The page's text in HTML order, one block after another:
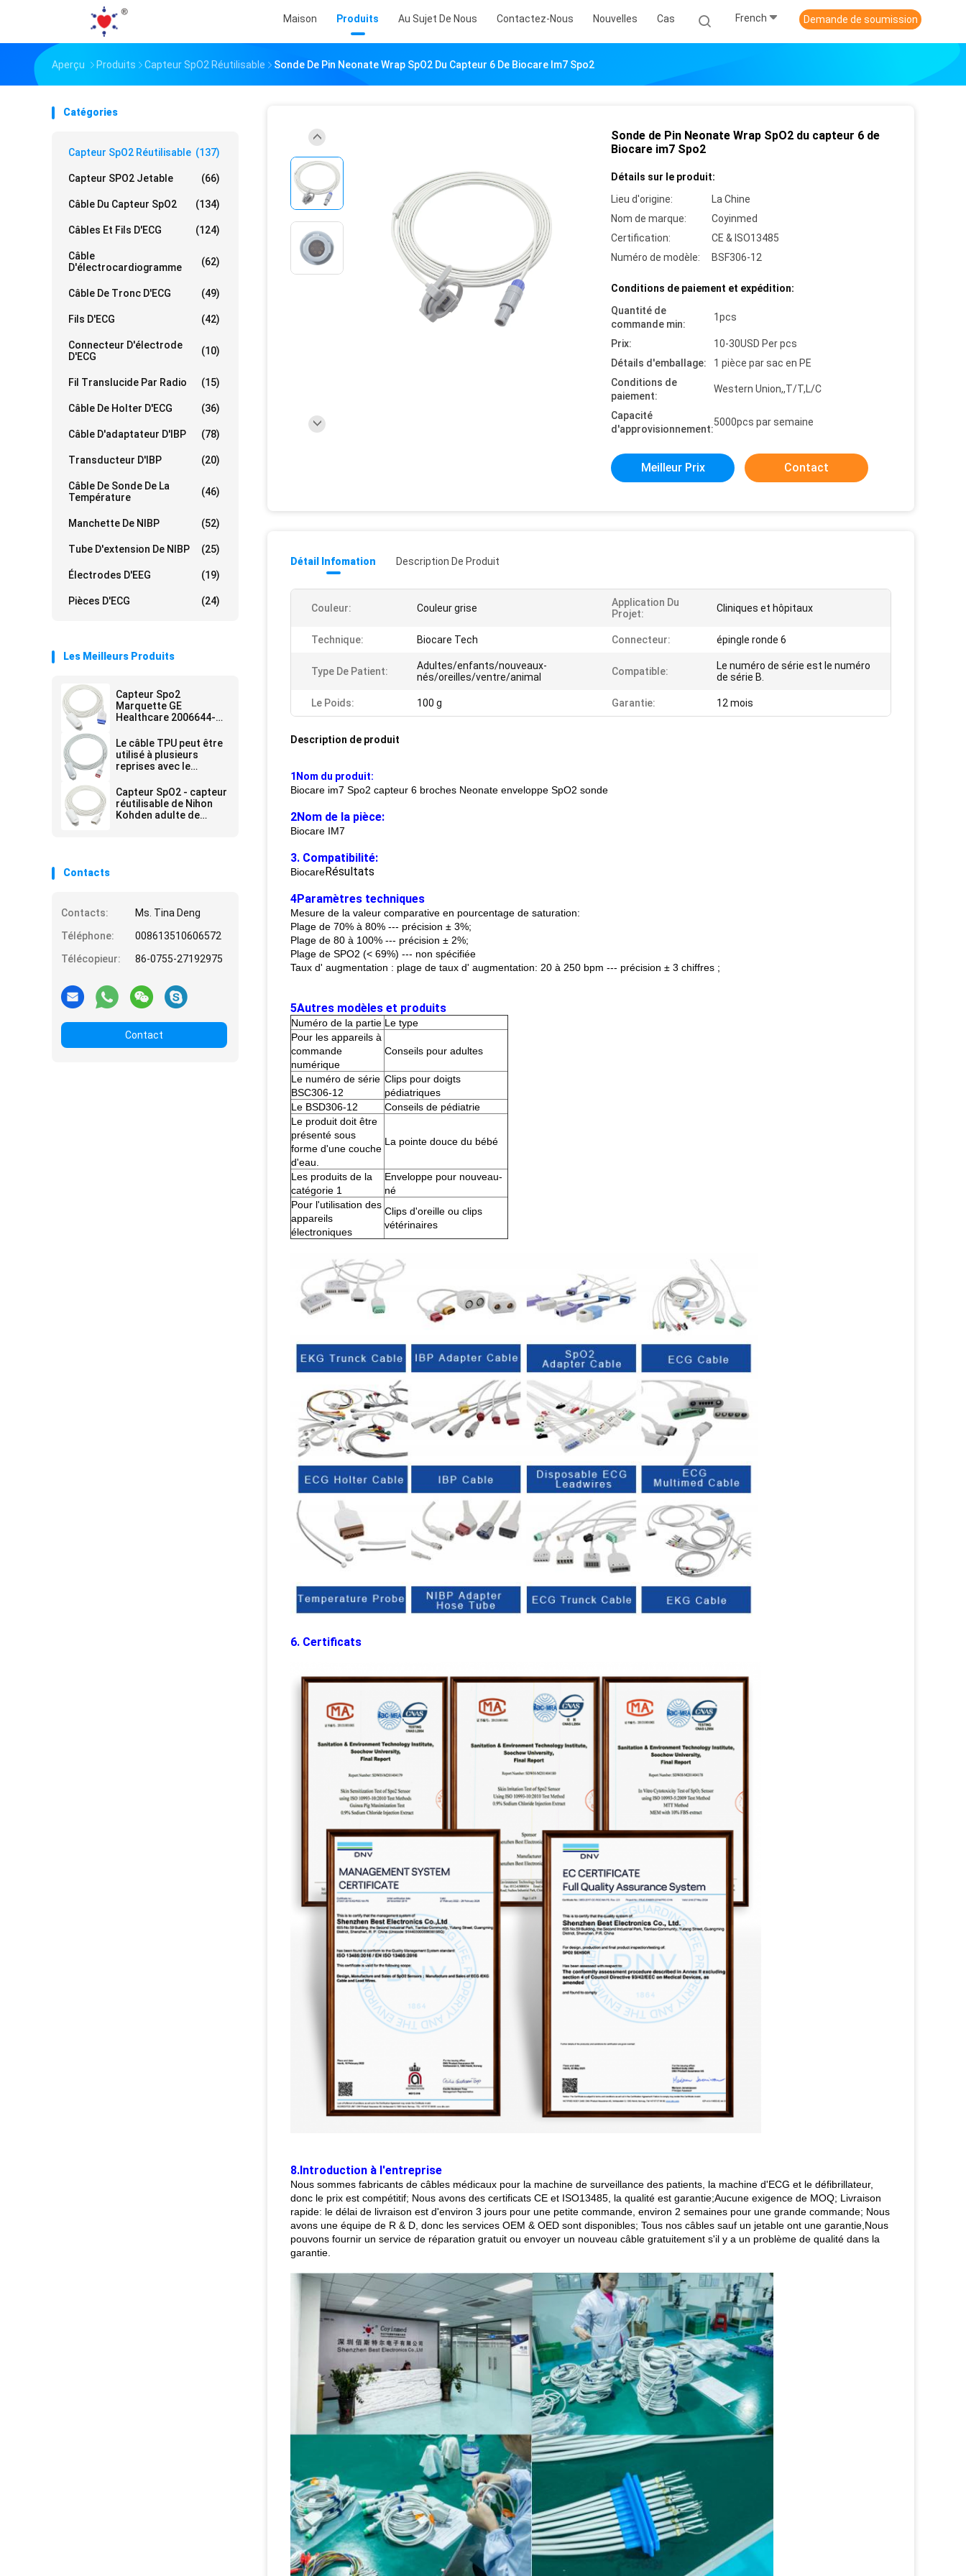
Maison Produits Au Sujet De Nous Contactez-Nous Nouvelles Cas French Demande de soumission
Aperçu Produits Capteur SpO2 Réutilisable Sonde De Pin Neonate Wrap SpO2 Du Capteur 6 De Biocare Im7 Spo2
Catégories
Capteur SpO2 Réutilisable (137)
Capteur SPO2 Jetable (66)
Câble Du Capteur SpO2 (134)
Câbles Et Fils D'ECG (124)
Câble
D'électrocardiogramme
(62)
Câble De Tronc D'ECG (49)
Fils D'ECG (42)
Connecteur D'électrode
D'ECG
(10)
Fil Translucide Par Radio (15)
Câble De Holter D'ECG (36)
Câble D'adaptateur D'IBP (78)
Transducteur D'IBP (20)
Câble De Sonde De La
Température
(46)
Manchette De NIBP (52)
Tube D'extension De NIBP (25)
Électrodes D'EEG (19)
Pièces D'ECG (24)
Les Meilleurs Produits
Capteur Spo2
Marquette GE
Healthcare 2006644-
Le câble TPU peut être
utilisé à plusieurs
reprises avec le
4254 M20
Capteur SpO2 - capteur
réutilisable de Nihon
Kohden adulte de
Contacts
Contacts:
Ms. Tina Deng
Téléphone:
008613510606572
Télécopieur:
86-0755-27192975
Contact
Sonde de Pin Neonate Wrap SpO2 du capteur 6 de
Biocare im7 Spo2
Détails sur le produit:
Lieu d'origine:
La Chine
Nom de marque:
Coyinmed
Certification:
CE & ISO13485
Numéro de modèle:
BSF306-12
Conditions de paiement et expédition:
Quantité de
commande min:
1pcs
Prix:
10-30USD Per pcs
Détails d'emballage:
1 pièce par sac en PE
Conditions de
paiement:
Western Union,,T/T,L/C
Capacité
d'approvisionnement:
5000pcs par semaine
Meilleur Prix Contact
Détail Infomation Description De Produit
Couleur: Couleur grise
Application Du
Projet:
Cliniques et hôpitaux
Technique: Biocare Tech Connecteur: épingle ronde 6
Type De Patient:
Adultes/enfants/nouveaux-
nés/oreilles/ventre/animal
Compatible:
Le numéro de série est le numéro
de série B.
Le Poids: 100 g Garantie: 12 mois
Description de produit
1Nom du produit:
Biocare im7 Spo2 capteur 6 broches Neonate enveloppe SpO2 sonde
2Nom de la pièce:
Biocare IM7
3. Compatibilité:
BiocareRésultats
4Paramètres techniques
Mesure de la valeur comparative en pourcentage de saturation:
Plage de 70% à 80% --- précision ± 3%;
Plage de 80 à 100% --- précision ± 2%;
Plage de SPO2 (< 69%) --- non spécifiée
Taux d' augmentation : plage de taux d' augmentation: 20 à 250 bpm --- précision ± 3 chiffres ;
5Autres modèles et produits
Numéro de la partie Le type
Pour les appareils à
commande
numérique
Conseils pour adultes
Le numéro de série
BSC306-12
Clips pour doigts
pédiatriques
Le BSD306-12
Conseils de pédiatrie
Le produit doit être
présenté sous
forme d'une couche
d'eau.
La pointe douce du bébé
Les produits de la
catégorie 1
Enveloppe pour nouveau-
né
Pour l'utilisation des
appareils
électroniques
Clips d'oreille ou clips
vétérinaires
6. Certificats
8.Introduction à l'entreprise
Nous sommes fabricants de câbles médicaux pour la machine de surveillance des patients, la machine d'ECG et le défibrillateur,
donc le prix est compétitif; Nous avons des certificats CE et ISO13485, la qualité est garantie;Aucune exigence de MOQ; Livraison
rapide: le délai de livraison est d'environ 3 jours pour une petite commande, environ 2 semaines pour une grande commande; Nous
avons une équipe de R & D, donc les services OEM & OED sont disponibles; Tous nos câbles sauf un jetable ont une garantie,Nous
pouvons fournir un service de réparation gratuit ou envoyer un nouveau câble gratuitement s'il y a un problème de qualité dans la
garantie.